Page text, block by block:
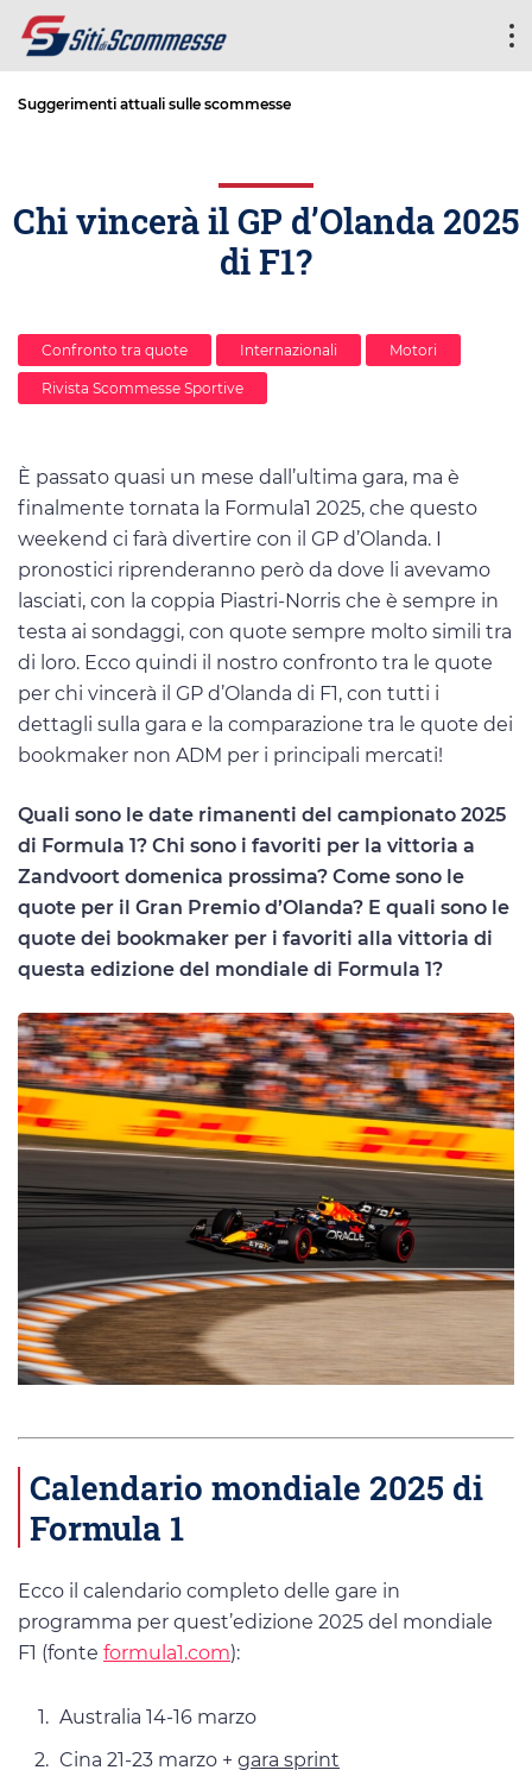
Suggerimenti attuali sulle scommesse
Chi vincerà il GP d’Olanda 2025
di F1?
Confronto tra quote Internazionali Motori
Rivista Scommesse Sportive
È passato quasi un mese dall’ultima gara, ma è
finalmente tornata la Formula1 2025, che questo
weekend ci farà divertire con il GP d’Olanda. I
pronostici riprenderanno però da dove li avevamo
lasciati, con la coppia Piastri-Norris che è sempre in
testa ai sondaggi, con quote sempre molto simili tra
di loro. Ecco quindi il nostro confronto tra le quote
per chi vincerà il GP d’Olanda di F1, con tutti i
dettagli sulla gara e la comparazione tra le quote dei
bookmaker non ADM per i principali mercati!
Quali sono le date rimanenti del campionato 2025
di Formula 1? Chi sono i favoriti per la vittoria a
Zandvoort domenica prossima? Come sono le
quote per il Gran Premio d’Olanda? E quali sono le
quote dei bookmaker per i favoriti alla vittoria di
questa edizione del mondiale di Formula 1?
Calendario mondiale 2025 di
Formula 1
Ecco il calendario completo delle gare in
programma per quest’edizione 2025 del mondiale
F1 (fonte formula1.com):
Australia 14-16 marzo
Cina 21-23 marzo + gara sprint